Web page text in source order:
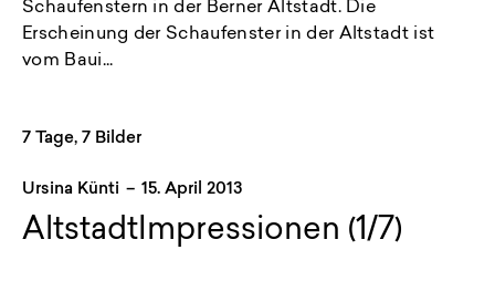
Schaufenstern in der Berner Altstadt. Die
Erscheinung der Schaufenster in der Altstadt ist
vom Baui...
7 Tage, 7 Bilder
Ursina Künti – 15. April 2013
AltstadtImpressionen (1/7)